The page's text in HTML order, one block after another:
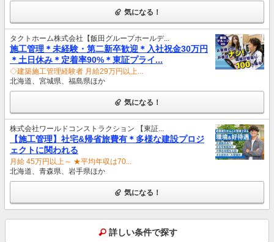
気になる！
タクトホーム株式会社【飯田グループホールデ...
施工管理＊未経験・第二新卒歓迎＊入社祝金30万円
＊土日休み＊定着率90%＊東証プライ...
◇建築施工管理経験者 月給29万円以上...
北海道、宮城県、福島県ほか
気になる！
株式会社ワールドコンストラクション 【東証...
【施工管理】社宅&帰省旅費有＊多様な建設プロジ
ェクトに関われる
月給 45万円以上～ ★平均年収は70...
北海道、青森県、岩手県ほか
気になる！
詳しい条件で探す